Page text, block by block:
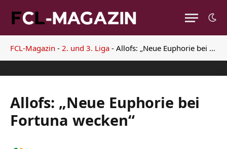
FCL-Magazin - 2. und 3. Liga - Allofs: „Neue Euphorie bei Fortuna wecken“
Allofs: „Neue Euphorie bei
Fortuna wecken“